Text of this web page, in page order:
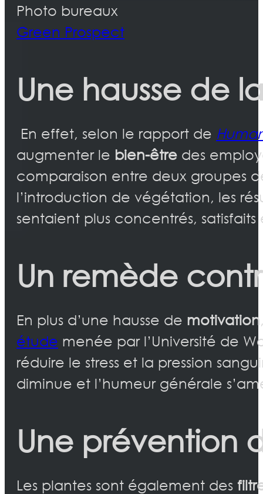
Photo bureaux
Green Prospect
Une hausse de
En effet, selon le rapport de
augmenter le bien-être des
comparaison entre deux groupes
l’introduction de végétation, les
sentaient plus concentrés, satisfaits
Un remède
En plus d’une hausse de motivation
étude menée par l’Université de
réduire le stress et la pression
diminue et l’humeur générale
Une prévention
Les plantes sont également des